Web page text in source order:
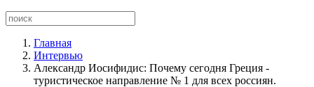
Главная
Интервью
Александр Иосифидис: Почему сегодня Греция -
туристическое направление № 1 для всех россиян.